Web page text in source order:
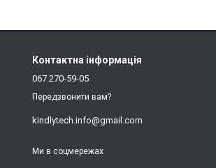
Контактна інформація
067 270-59-05
Передзвонити вам?
kindlytech.info@gmail.com
Ми в соцмережах